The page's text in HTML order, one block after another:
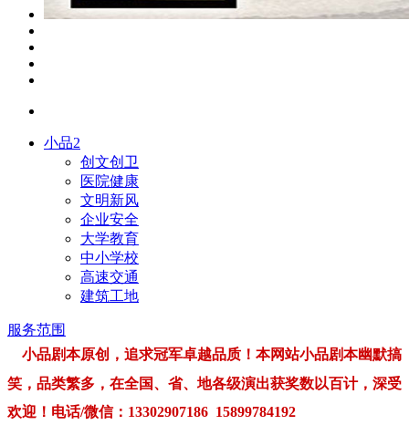
小品2
创文创卫
医院健康
文明新风
企业安全
大学教育
中小学校
高速交通
建筑工地
服务范围
小品剧本原创，追求冠军卓越品质！本网站小品剧本幽默搞
笑，品类繁多，在全国、省、地各级演出获奖数以百计，深受
欢迎！电话/微信：13302907186 15899784192